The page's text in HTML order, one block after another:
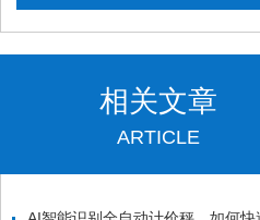
相关文章
ARTICLE